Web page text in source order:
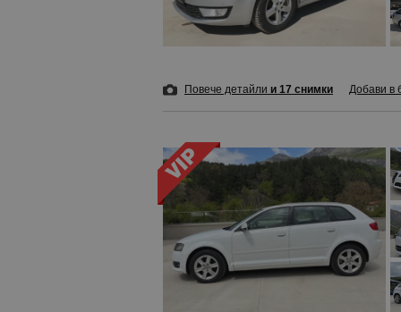
Повече детайли и 17 снимки Добави в